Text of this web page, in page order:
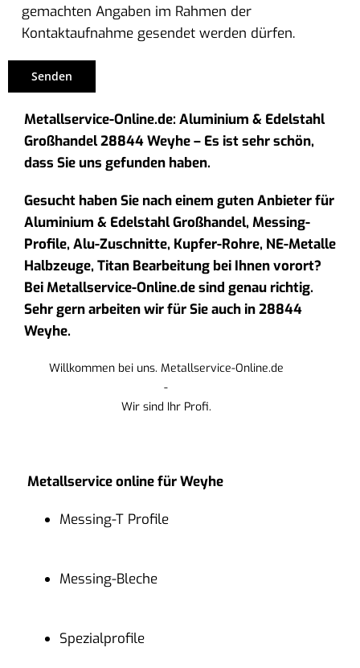
gemachten Angaben im Rahmen der
Kontaktaufnahme gesendet werden dürfen.
Metallservice-Online.de: Aluminium & Edelstahl
Großhandel 28844 Weyhe – Es ist sehr schön,
dass Sie uns gefunden haben.
Gesucht haben Sie nach einem guten Anbieter für
Aluminium & Edelstahl Großhandel, Messing-
Profile, Alu-Zuschnitte, Kupfer-Rohre, NE-Metalle
Halbzeuge, Titan Bearbeitung bei Ihnen vorort?
Bei Metallservice-Online.de sind genau richtig.
Sehr gern arbeiten wir für Sie auch in 28844
Weyhe.
Willkommen bei uns. Metallservice-Online.de
-
Wir sind Ihr Profi.
Metallservice online für Weyhe
Messing-T Profile
Messing-Bleche
Spezialprofile